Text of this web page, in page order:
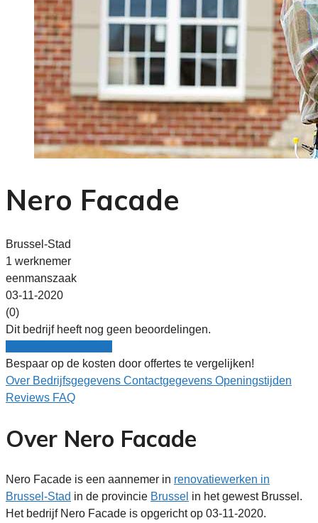
Nero Facade
Brussel-Stad
1 werknemer
eenmanszaak
03-11-2020
(0)
Dit bedrijf heeft nog geen beoordelingen.
Bespaar op de kosten door offertes te vergelijken!
Over Bedrijfsgegevens Contactgegevens Openingstijden
Reviews FAQ
Over Nero Facade
Nero Facade is een aannemer in renovatiewerken in
Brussel-Stad in de provincie Brussel in het gewest Brussel.
Het bedrijf Nero Facade is opgericht op 03-11-2020.